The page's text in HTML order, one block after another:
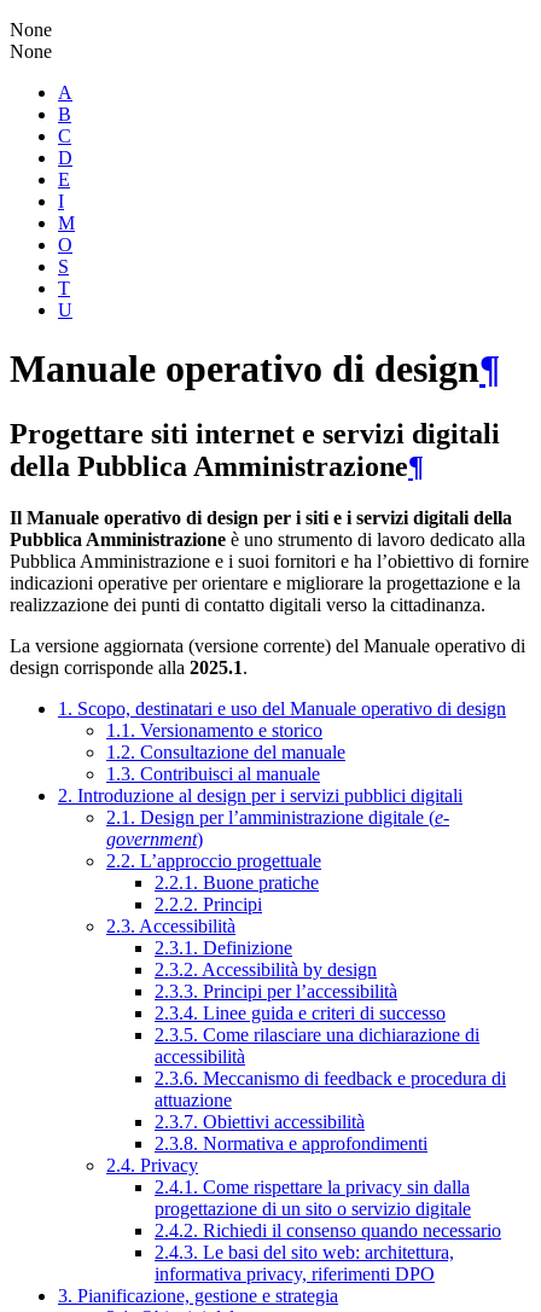
None
None
A
B
C
D
E
I
M
O
S
T
U
Manuale operativo di design¶
Progettare siti internet e servizi digitali
della Pubblica Amministrazione¶
Il Manuale operativo di design per i siti e i servizi digitali della
Pubblica Amministrazione è uno strumento di lavoro dedicato alla
Pubblica Amministrazione e i suoi fornitori e ha l’obiettivo di fornire
indicazioni operative per orientare e migliorare la progettazione e la
realizzazione dei punti di contatto digitali verso la cittadinanza.
La versione aggiornata (versione corrente) del Manuale operativo di
design corrisponde alla 2025.1.
1. Scopo, destinatari e uso del Manuale operativo di design
1.1. Versionamento e storico
1.2. Consultazione del manuale
1.3. Contribuisci al manuale
2. Introduzione al design per i servizi pubblici digitali
2.1. Design per l’amministrazione digitale (e-
government)
2.2. L’approccio progettuale
2.2.1. Buone pratiche
2.2.2. Principi
2.3. Accessibilità
2.3.1. Definizione
2.3.2. Accessibilità by design
2.3.3. Principi per l’accessibilità
2.3.4. Linee guida e criteri di successo
2.3.5. Come rilasciare una dichiarazione di
accessibilità
2.3.6. Meccanismo di feedback e procedura di
attuazione
2.3.7. Obiettivi accessibilità
2.3.8. Normativa e approfondimenti
2.4. Privacy
2.4.1. Come rispettare la privacy sin dalla
progettazione di un sito o servizio digitale
2.4.2. Richiedi il consenso quando necessario
2.4.3. Le basi del sito web: architettura,
informativa privacy, riferimenti DPO
3. Pianificazione, gestione e strategia